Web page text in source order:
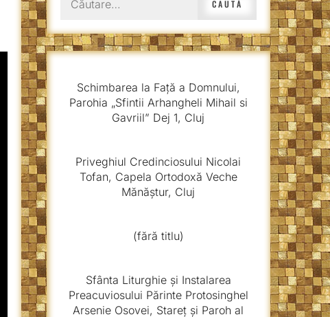
după:
Schimbarea la Față a Domnului,
Parohia „Sfintii Arhangheli Mihail si
Gavriil” Dej 1, Cluj
Priveghiul Credinciosului Nicolai
Tofan, Capela Ortodoxă Veche
Mănăștur, Cluj
(fără titlu)
Sfânta Liturghie și Instalarea
Preacuviosului Părinte Protosinghel
Arsenie Osovei, Stareț și Paroh al